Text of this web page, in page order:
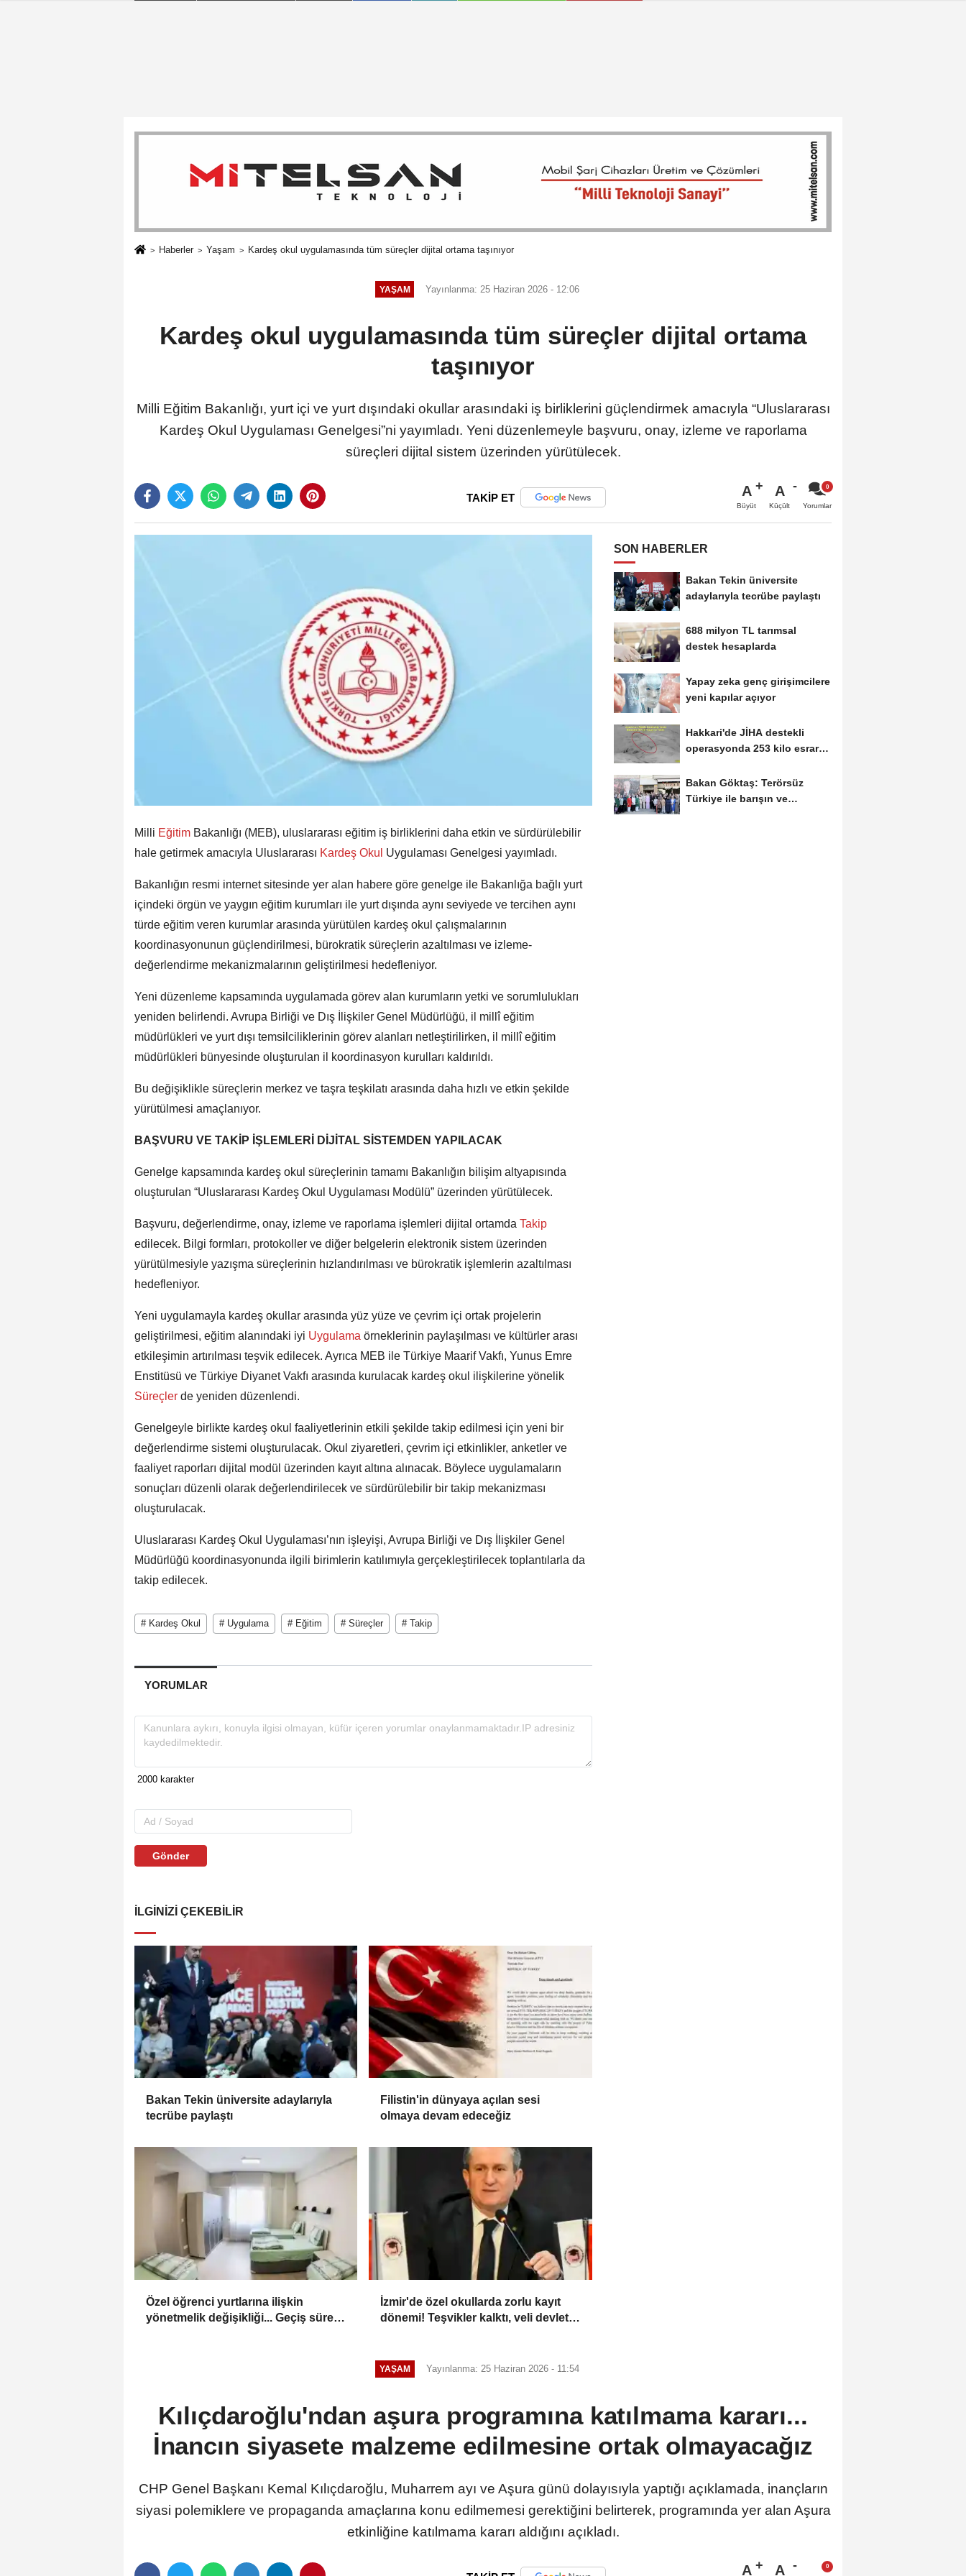
Haberler Yaşam Kardeş okul uygulamasında tüm süreçler dijital ortama taşınıyor
YAŞAM Yayınlanma: 25 Haziran 2026 - 12:06
Kardeş okul uygulamasında tüm süreçler dijital ortama
taşınıyor
Milli Eğitim Bakanlığı, yurt içi ve yurt dışındaki okullar arasındaki iş birliklerini güçlendirmek amacıyla “Uluslararası
Kardeş Okul Uygulaması Genelgesi”ni yayımladı. Yeni düzenlemeyle başvuru, onay, izleme ve raporlama
süreçleri dijital sistem üzerinden yürütülecek.
TAKİP ET A
Büyüt
A
Küçült Yorumlar
Milli Eğitim Bakanlığı (MEB), uluslararası eğitim iş birliklerini daha etkin ve sürdürülebilir
hale getirmek amacıyla Uluslararası Kardeş Okul Uygulaması Genelgesi yayımladı.
Bakanlığın resmi internet sitesinde yer alan habere göre genelge ile Bakanlığa bağlı yurt
içindeki örgün ve yaygın eğitim kurumları ile yurt dışında aynı seviyede ve tercihen aynı
türde eğitim veren kurumlar arasında yürütülen kardeş okul çalışmalarının
koordinasyonunun güçlendirilmesi, bürokratik süreçlerin azaltılması ve izleme-
değerlendirme mekanizmalarının geliştirilmesi hedefleniyor.
Yeni düzenleme kapsamında uygulamada görev alan kurumların yetki ve sorumlulukları
yeniden belirlendi. Avrupa Birliği ve Dış İlişkiler Genel Müdürlüğü, il millî eğitim
müdürlükleri ve yurt dışı temsilciliklerinin görev alanları netleştirilirken, il millî eğitim
müdürlükleri bünyesinde oluşturulan il koordinasyon kurulları kaldırıldı.
Bu değişiklikle süreçlerin merkez ve taşra teşkilatı arasında daha hızlı ve etkin şekilde
yürütülmesi amaçlanıyor.
BAŞVURU VE TAKİP İŞLEMLERİ DİJİTAL SİSTEMDEN YAPILACAK
Genelge kapsamında kardeş okul süreçlerinin tamamı Bakanlığın bilişim altyapısında
oluşturulan “Uluslararası Kardeş Okul Uygulaması Modülü” üzerinden yürütülecek.
Başvuru, değerlendirme, onay, izleme ve raporlama işlemleri dijital ortamda Takip
edilecek. Bilgi formları, protokoller ve diğer belgelerin elektronik sistem üzerinden
yürütülmesiyle yazışma süreçlerinin hızlandırılması ve bürokratik işlemlerin azaltılması
hedefleniyor.
Yeni uygulamayla kardeş okullar arasında yüz yüze ve çevrim içi ortak projelerin
geliştirilmesi, eğitim alanındaki iyi Uygulama örneklerinin paylaşılması ve kültürler arası
etkileşimin artırılması teşvik edilecek. Ayrıca MEB ile Türkiye Maarif Vakfı, Yunus Emre
Enstitüsü ve Türkiye Diyanet Vakfı arasında kurulacak kardeş okul ilişkilerine yönelik
Süreçler de yeniden düzenlendi.
Genelgeyle birlikte kardeş okul faaliyetlerinin etkili şekilde takip edilmesi için yeni bir
değerlendirme sistemi oluşturulacak. Okul ziyaretleri, çevrim içi etkinlikler, anketler ve
faaliyet raporları dijital modül üzerinden kayıt altına alınacak. Böylece uygulamaların
sonuçları düzenli olarak değerlendirilecek ve sürdürülebilir bir takip mekanizması
oluşturulacak.
Uluslararası Kardeş Okul Uygulaması’nın işleyişi, Avrupa Birliği ve Dış İlişkiler Genel
Müdürlüğü koordinasyonunda ilgili birimlerin katılımıyla gerçekleştirilecek toplantılarla da
takip edilecek.
# Kardeş Okul # Uygulama # Eğitim # Süreçler # Takip
YORUMLAR
Gönder
İLGINIZI ÇEKEBILIR
Bakan Tekin üniversite adaylarıyla
tecrübe paylaştı
Filistin'in dünyaya açılan sesi
olmaya devam edeceğiz
Özel öğrenci yurtlarına ilişkin
yönetmelik değişikliği... Geçiş süresi
İzmir'de özel okullarda zorlu kayıt
dönemi! Teşvikler kalktı, veli devlet
SON HABERLER
Bakan Tekin üniversite
adaylarıyla tecrübe paylaştı
688 milyon TL tarımsal
destek hesaplarda
Yapay zeka genç girişimcilere
yeni kapılar açıyor
Hakkari'de JİHA destekli
operasyonda 253 kilo esrar
Bakan Göktaş: Terörsüz
Türkiye ile barışın ve
YAŞAM Yayınlanma: 25 Haziran 2026 - 11:54
Kılıçdaroğlu'ndan aşura programına katılmama kararı...
İnancın siyasete malzeme edilmesine ortak olmayacağız
CHP Genel Başkanı Kemal Kılıçdaroğlu, Muharrem ayı ve Aşura günü dolayısıyla yaptığı açıklamada, inançların
siyasi polemiklere ve propaganda amaçlarına konu edilmemesi gerektiğini belirterek, programında yer alan Aşura
etkinliğine katılmama kararı aldığını açıkladı.
A A